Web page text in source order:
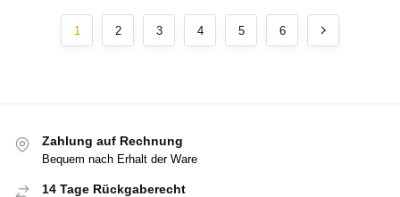
1 2 3 4 5 6
Zahlung auf Rechnung
Bequem nach Erhalt der Ware
14 Tage Rückgaberecht